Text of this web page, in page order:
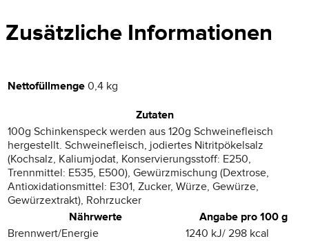
Zusätzliche Informationen
Nettofüllmenge 0,4 kg
Zutaten
100g Schinkenspeck werden aus 120g Schweinefleisch
hergestellt. Schweinefleisch, jodiertes Nitritpökelsalz
(Kochsalz, Kaliumjodat, Konservierungsstoff: E250,
Trennmittel: E535, E500), Gewürzmischung (Dextrose,
Antioxidationsmittel: E301, Zucker, Würze, Gewürze,
Gewürzextrakt), Rohrzucker
Nährwerte
Angabe pro 100 g
Brennwert/Energie
1240 kJ/ 298 kcal